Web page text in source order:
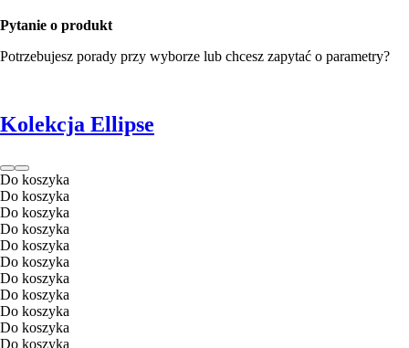
Pytanie o produkt
Potrzebujesz porady przy wyborze lub chcesz zapytać o parametry?
Kolekcja Ellipse
Do koszyka
Do koszyka
Do koszyka
Do koszyka
Do koszyka
Do koszyka
Do koszyka
Do koszyka
Do koszyka
Do koszyka
Do koszyka